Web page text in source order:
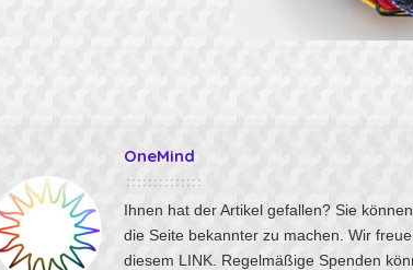
OneMind
Ihnen hat der Artikel gefallen? Sie
die Seite bekannter zu machen. Wir
diesem LINK. Regelmäßige Spenden